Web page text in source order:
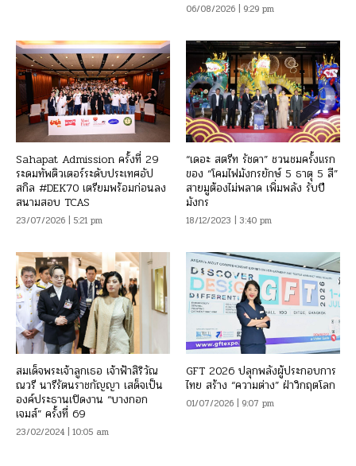
06/08/2026 | 9:29 pm
Sahapat Admission ครั้งที่ 29
ระดมทัพติวเตอร์ระดับประเทศอัป
สกิล #DEK70 เตรียมพร้อมก่อนลง
สนามสอบ TCAS
23/07/2026 | 5:21 pm
“เดอะ สตรีท รัชดา” ชวนชมครั้งแรก
ของ “โคมไฟมังกรยักษ์ 5 ธาตุ 5 สี”
สายมูต้องไม่พลาด เพิ่มพลัง รับปี
มังกร
18/12/2023 | 3:40 pm
สมเด็จพระเจ้าลูกเธอ เจ้าฟ้าสิริวัณ
ณวรี นารีรัตนราชกัญญา เสด็จเป็น
องค์ประธานเปิดงาน “บางกอก
เจมส์” ครั้งที่ 69
23/02/2024 | 10:05 am
GFT 2026 ปลุกพลังผู้ประกอบการ
ไทย สร้าง “ความต่าง” ฝ่าวิกฤตโลก
01/07/2026 | 9:07 pm